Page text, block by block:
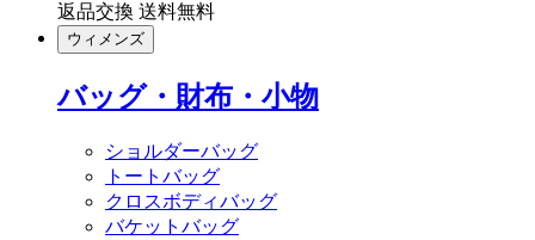
返品交換 送料無料
ウィメンズ
バッグ・財布・小物
ショルダーバッグ
トートバッグ
クロスボディバッグ
バケットバッグ